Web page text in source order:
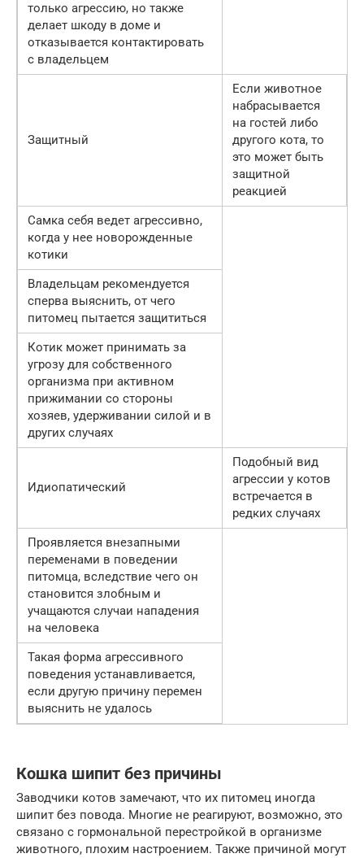
только агрессию, но также
делает шкоду в доме и
отказывается контактировать
с владельцем
Защитный
Если животное
набрасывается
на гостей либо
другого кота, то
это может быть
защитной
реакцией
Самка себя ведет агрессивно,
когда у нее новорожденные
котики
Владельцам рекомендуется
сперва выяснить, от чего
питомец пытается защититься
Котик может принимать за
угрозу для собственного
организма при активном
прижимании со стороны
хозяев, удерживании силой и в
других случаях
Идиопатический
Подобный вид
агрессии у котов
встречается в
редких случаях
Проявляется внезапными
переменами в поведении
питомца, вследствие чего он
становится злобным и
учащаются случаи нападения
на человека
Такая форма агрессивного
поведения устанавливается,
если другую причину перемен
выяснить не удалось
Кошка шипит без причины
Заводчики котов замечают, что их питомец иногда
шипит без повода. Многие не реагируют, возможно, это
связано с гормональной перестройкой в организме
животного, плохим настроением. Также причиной могут